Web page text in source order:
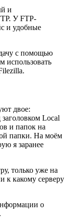
и
У FTP-
и удобные
с помощью
использовать
двое:
Local
и папок на
папки. На моём
я заранее
только уже на
к какому серверу
о